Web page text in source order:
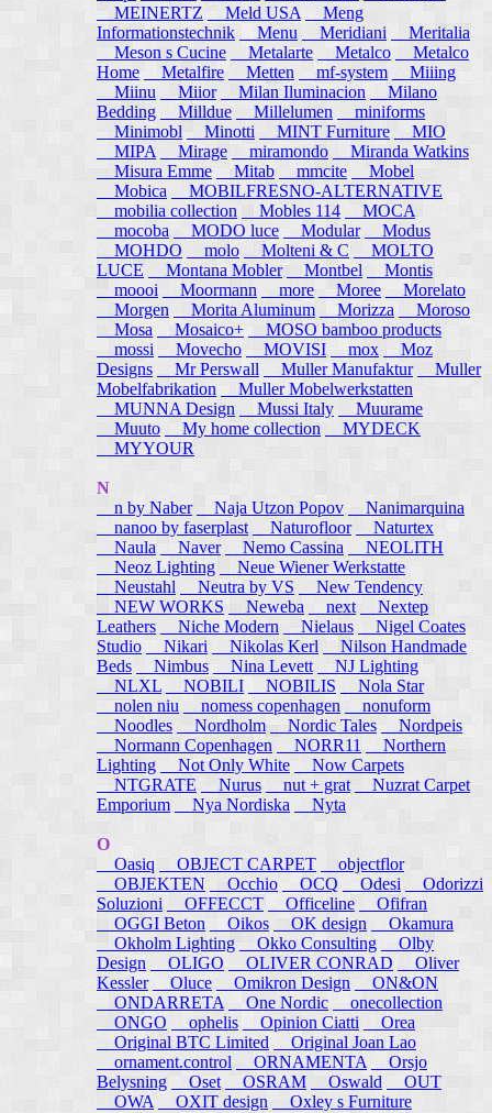
MEINERTZ
Meld USA
Meng
Informationstechnik
Menu Meridiani
Meritalia
Meson s Cucine
Metalarte Metalco
Metalco
Home Metalfire Metten mf-system
Miiing
Miinu
Miior Milan Iluminacion
Milano
Bedding
Milldue Millelumen
miniforms
Minimobl Minotti MINT Furniture
MIO
MIPA
Mirage miramondo
Miranda Watkins
Misura Emme
Mitab mmcite
Mobel
Mobica
MOBILFRESNO-ALTERNATIVE
mobilia collection
Mobles 114
MOCA
mocoba
MODO luce Modular
Modus
MOHDO
molo Molteni & C
MOLTO
LUCE
Montana Mobler Montbel
Montis
moooi
Moormann more Moree
Morelato
Morgen
Morita Aluminum Morizza
Moroso
Mosa
Mosaico+
MOSO bamboo products
mossi
Movecho MOVISI mox
Moz
Designs
Mr Perswall Muller Manufaktur
Muller
Mobelfabrikation
Muller Mobelwerkstatten
MUNNA Design
Mussi Italy
Muurame
Muuto My home collection
MYDECK
MYYOUR
N
n by Naber
Naja Utzon Popov
Nanimarquina
nanoo by faserplast
Naturofloor
Naturtex
Naula
Naver Nemo Cassina
NEOLITH
Neoz Lighting
Neue Wiener Werkstatte
Neustahl
Neutra by VS
New Tendency
NEW WORKS
Neweba next
Nextep
Leathers
Niche Modern Nielaus
Nigel Coates
Studio
Nikari Nikolas Kerl
Nilson Handmade
Beds
Nimbus Nina Levett
NJ Lighting
NLXL
NOBILI NOBILIS
Nola Star
nolen niu
nomess copenhagen
nonuform
Noodles
Nordholm Nordic Tales
Nordpeis
Normann Copenhagen
NORR11
Northern
Lighting
Not Only White
Now Carpets
NTGRATE
Nurus nut + grat
Nuzrat Carpet
Emporium
Nya Nordiska Nyta
O
Oasiq
OBJECT CARPET
objectflor
OBJEKTEN
Occhio OCQ Odesi
Odorizzi
Soluzioni
OFFECCT Officeline
Ofifran
OGGI Beton
Oikos OK design
Okamura
Okholm Lighting
Okko Consulting
Olby
Design
OLIGO OLIVER CONRAD
Oliver
Kessler
Oluce Omikron Design
ON&ON
ONDARRETA
One Nordic
onecollection
ONGO
ophelis Opinion Ciatti
Orea
Original BTC Limited
Original Joan Lao
ornament.control
ORNAMENTA
Orsjo
Belysning
Oset OSRAM Oswald
OUT
OWA
OXIT design Oxley s Furniture